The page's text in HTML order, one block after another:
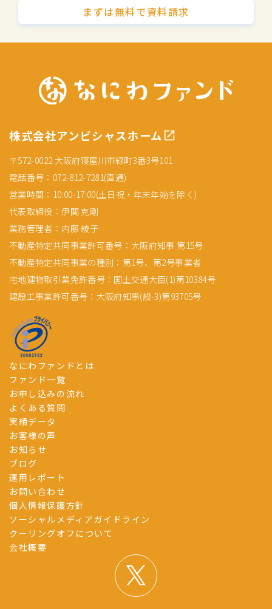
まずは無料で資料請求
株式会社アンビシャスホーム
〒572-0022 大阪府寝屋川市緑町3番3号101
電話番号：072-812-7281(直通)
営業時間：10:00-17:00(土日祝・年末年始を除く)
代表取締役：伊関 克剛
業務管理者：内藤 綾子
不動産特定共同事業許可番号：大阪府知事 第15号
不動産特定共同事業の種別：第1号、第2号事業者
宅地建物取引業免許番号：国土交通大臣(1)第10384号
建設工事業許可番号：大阪府知事(般-3)第93705号
なにわファンドとは
ファンド一覧
お申し込みの流れ
よくある質問
実績データ
お客様の声
お知らせ
ブログ
運用レポート
お問い合わせ
個人情報保護方針
ソーシャルメディアガイドライン
クーリングオフについて
会社概要